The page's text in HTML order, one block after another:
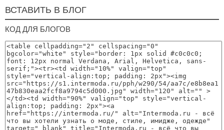
ВСТАВИТЬ В БЛОГ
КОД ДЛЯ БЛОГОВ